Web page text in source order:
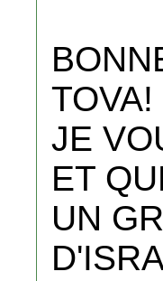
TOVA!
JE
ET
UN